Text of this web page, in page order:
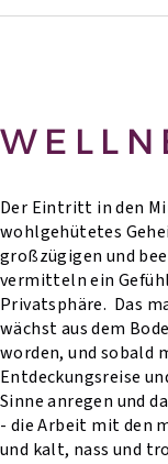
Der Eintritt in den
wohlgehütetes
großzügigen und
vermitteln ein
Privatsphäre. Das
wächst aus dem
worden, und sobald
Entdeckungsreise
Sinne anregen und
- die Arbeit mit den
und kalt, nass und